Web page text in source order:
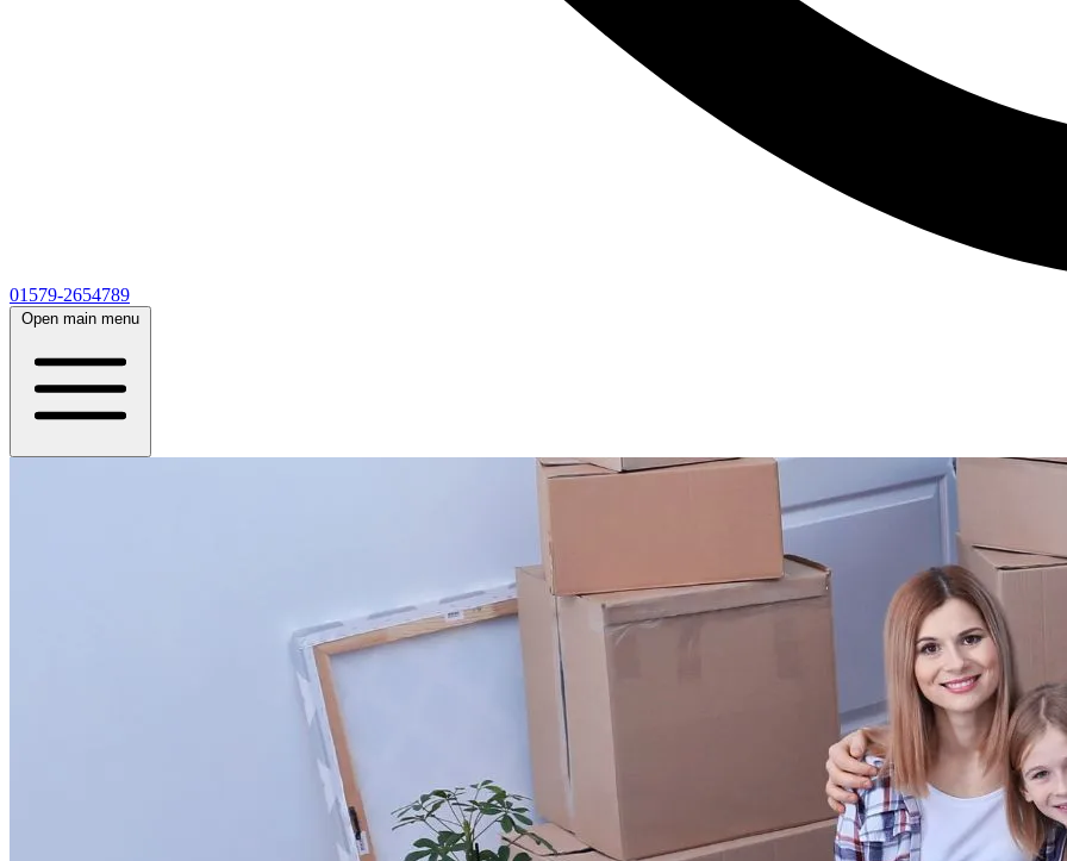
01579-2654789
Open main menu